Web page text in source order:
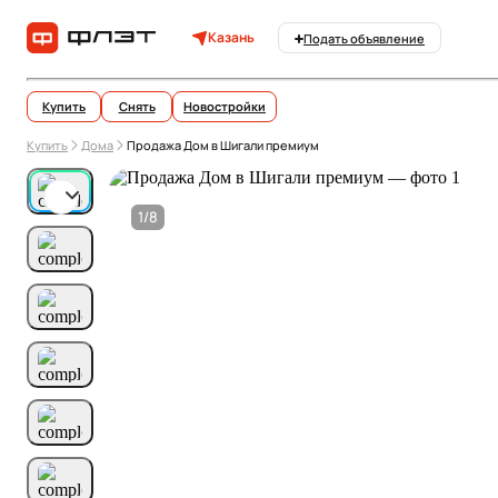
Казань Подать объявление
Купить Снять Новостройки
Купить Дома Продажа Дом в Шигали премиум
1/8